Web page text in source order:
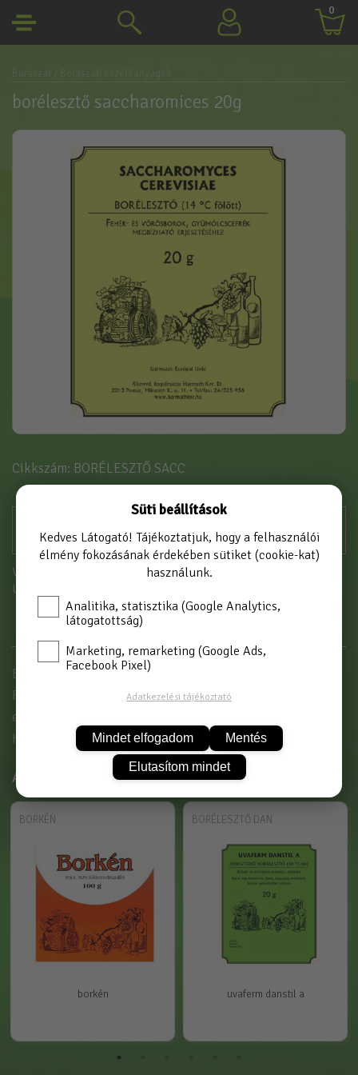
0
borélesztő saccharomices 20g
Cikkszám: BORÉLESZTŐ SACC
Vásárláshoz kérjük jelentkezzen be!
Új partnerként
Borélesztő 14 C fölött
Fehér és vörösborok, gyümölcscefrék megbízható
erjesztéséhez
Kiszerelés : 20 gr / csomag , 10 db / gyűjtő
Ajánlott termékek
BORKÉN
borkén
BORÉLESZTŐ DAN
uvaferm danstil a
Süti beállítások
Kedves Látogató! Tájékoztatjuk, hogy a felhasználói
élmény fokozásának érdekében sütiket (cookie-kat)
használunk.
Analitika, statisztika (Google Analytics,
látogatottság)
Marketing, remarketing (Google Ads,
Facebook Pixel)
Adatkezelési tájékoztató
Mindet elfogadom Mentés
Elutasítom mindet